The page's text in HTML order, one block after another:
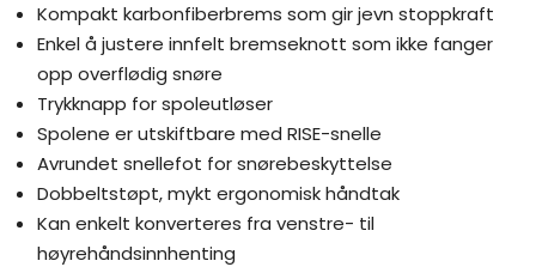
Kompakt karbonfiberbrems som gir jevn stoppkraft
Enkel å justere innfelt bremseknott som ikke fanger
opp overflødig snøre
Trykknapp for spoleutløser
Spolene er utskiftbare med RISE-snelle
Avrundet snellefot for snørebeskyttelse
Dobbeltstøpt, mykt ergonomisk håndtak
Kan enkelt konverteres fra venstre- til
høyrehåndsinnhenting